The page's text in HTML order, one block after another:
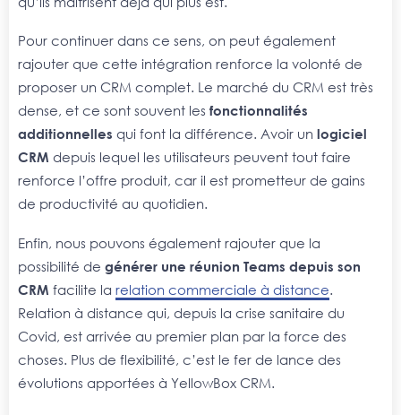
Pour continuer dans ce sens, on peut également
rajouter que cette intégration renforce la volonté de
proposer un CRM complet. Le marché du CRM est très
dense, et ce sont souvent les fonctionnalités
additionnelles qui font la différence. Avoir un logiciel
CRM depuis lequel les utilisateurs peuvent tout faire
renforce l’offre produit, car il est prometteur de gains
de productivité au quotidien.
Enfin, nous pouvons également rajouter que la
possibilité de générer une réunion Teams depuis son
CRM facilite la relation commerciale à distance.
Relation à distance qui, depuis la crise sanitaire du
Covid, est arrivée au premier plan par la force des
choses. Plus de flexibilité, c’est le fer de lance des
évolutions apportées à YellowBox CRM.